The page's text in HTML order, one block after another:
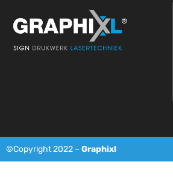
©Copyright 2022 – Graphixl